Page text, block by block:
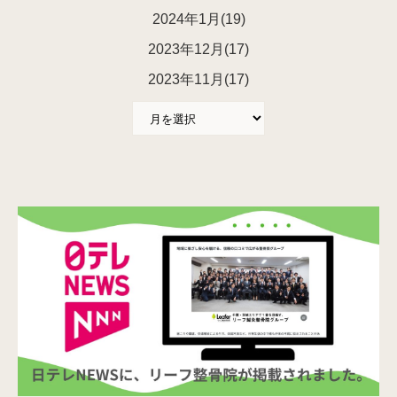
2024年1月(19)
2023年12月(17)
2023年11月(17)